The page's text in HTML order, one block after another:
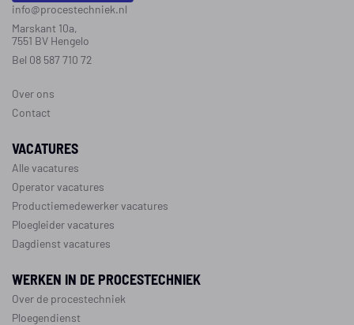
info@procestechniek.nl
Marskant 10a,
7551 BV Hengelo
Bel 08 587 710 72
Over ons
Contact
VACATURES
Alle vacatures
Operator vacatures
Productiemedewerker vacatures
Ploegleider vacatures
Dagdienst vacatures
WERKEN IN DE PROCESTECHNIEK
Over de procestechniek
Ploegendienst